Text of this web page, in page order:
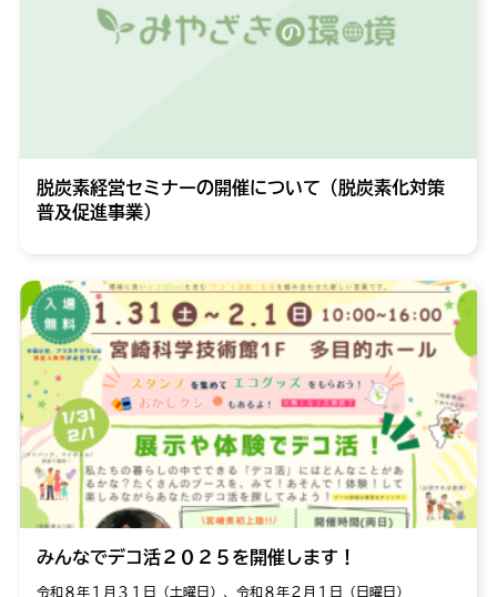
脱炭素経営セミナーの開催について（脱炭素化対策
普及促進事業）
みんなでデコ活２０２５を開催します！
令和８年１月３１日（土曜日）、令和８年２月１日（日曜日）